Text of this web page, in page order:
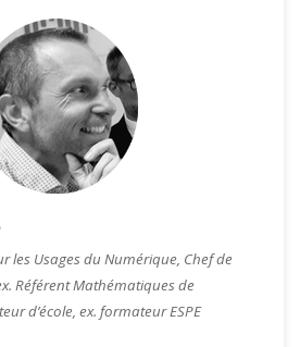
les Usages du Numérique, Chef de
Référent Mathématiques de
d’école, ex. formateur ESPE